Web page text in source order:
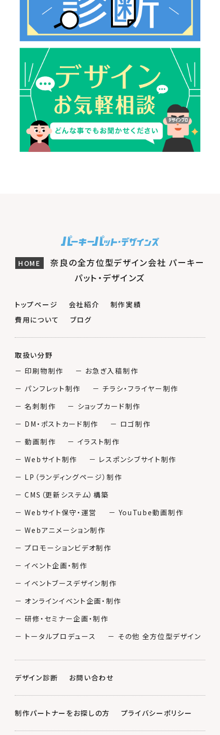
HOME
奈良の全方位型デザイン会社 パーキー
パット・デザインズ
トップページ 会社紹介
制作実績
費用について
ブログ
取扱い分野
－ 印刷物制作
－ お急ぎ入稿制作
－ パンフレット制作
－ チラシ・フライヤー制作
－ 名刺制作
－ ショップカード制作
－ DM・ポストカード制作
－ ロゴ制作
－ 動画制作
－ イラスト制作
－ Webサイト制作
－ レスポンシブサイト制作
－ LP（ランディングページ）制作
－ CMS（更新システム）構築
－ Webサイト保守・運営
－ YouTube動画制作
－ Webアニメーション制作
－ プロモーションビデオ制作
－ イベント企画・制作
－ イベントブースデザイン制作
－ オンラインイベント企画・制作
－ 研修・セミナー企画・制作
－ トータルプロデュース
－ その他 全方位型デザイン
デザイン診断 お問い合わせ
制作パートナーをお探しの方 プライバシーポリシー